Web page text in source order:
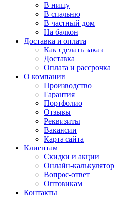
В нишу
В спальню
В частный дом
На балкон
Доставка и оплата
Как сделать заказ
Доставка
Оплата и рассрочка
О компании
Производство
Гарантия
Портфолио
Отзывы
Реквизиты
Вакансии
Карта сайта
Клиентам
Скидки и акции
Онлайн-калькулятор
Вопрос-ответ
Оптовикам
Контакты